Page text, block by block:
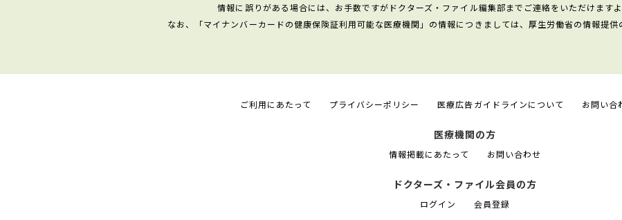
情報に誤りがある場合には、お手数ですがドクターズ・ファイル編集部までご連絡をいただけますよ
なお、「マイナンバーカードの健康保険証利用可能な医療機関」の情報につきましては、厚生労働省の情報提供
ご利用にあたって プライバシーポリシー 医療広告ガイドラインについて お問い合
医療機関の方
情報掲載にあたって お問い合わせ
ドクターズ・ファイル会員の方
ログイン 会員登録